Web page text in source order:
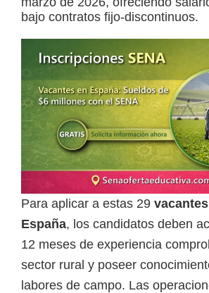
d
b
e
u
r
s
o
v
bajo contratos fijo-discontinuos.
Para aplicar a estas 29
España, los candidatos deben
12 meses de experiencia
sector rural y poseer
labores de campo. Las